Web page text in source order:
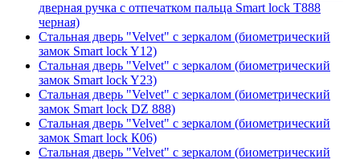
дверная ручка с отпечатком пальца Smart lock T888
черная)
Стальная дверь "Velvet" с зеркалом (биометрический
замок Smart lock Y12)
Стальная дверь "Velvet" с зеркалом (биометрический
замок Smart lock Y23)
Стальная дверь "Velvet" с зеркалом (биометрический
замок Smart lock DZ 888)
Стальная дверь "Velvet" с зеркалом (биометрический
замок Smart lock К06)
Стальная дверь "Velvet" с зеркалом (биометрический